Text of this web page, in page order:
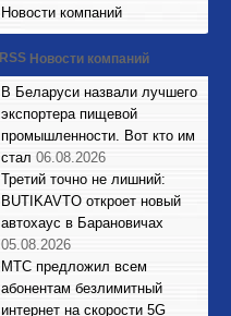
Новости компаний
Новости компаний
В Беларуси назвали лучшего
экспортера пищевой
промышленности. Вот кто им
стал 06.08.2026
Третий точно не лишний:
BUTIKAVTO откроет новый
автохаус в Барановичах
05.08.2026
МТС предложил всем
абонентам безлимитный
интернет на скорости 5G